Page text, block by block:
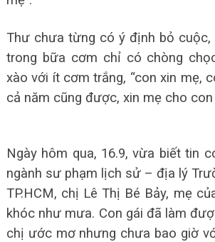
Thư chưa từng có ý định bỏ
trong bữa cơm chỉ có chòng
xào với ít cơm trắng, “con xin mẹ,
cả năm cũng được, xin mẹ cho
Ngày hôm qua, 16.9, vừa biết tin
ngành sư phạm lịch sử – địa lý
TP.HCM, chị Lê Thị Bé Bảy, mẹ
khóc như mưa. Con gái đã làm
chị ước mơ nhưng chưa bao giờ